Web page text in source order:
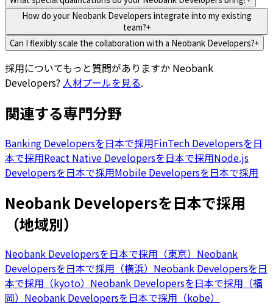
How do your Neobank Developers integrate into my existing
team?+
Can I flexibly scale the collaboration with a Neobank Developers?+
採用についてもっと質問がありますか Neobank
Developers? 人材プールを見る.
関連する専門分野
Banking Developersを日本で採用FinTech Developersを日
本で採用React Native Developersを日本で採用Node.js
Developersを日本で採用Mobile Developersを日本で採用
Neobank Developersを日本で採用
（地域別）
Neobank Developersを日本で採用（東京） Neobank
Developersを日本で採用（横浜） Neobank Developersを日
本で採用（kyoto） Neobank Developersを日本で採用（福
岡） Neobank Developersを日本で採用（kobe）